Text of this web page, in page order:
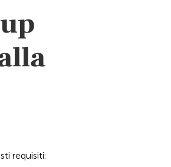
requisiti: